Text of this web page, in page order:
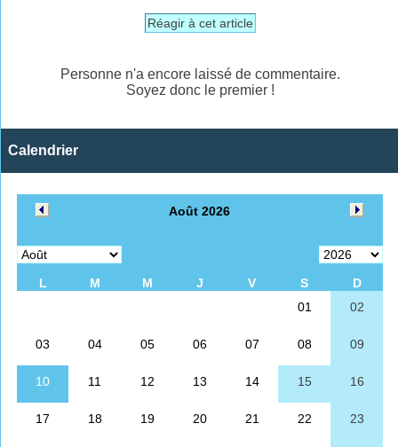
Réagir à cet article
Personne n'a encore laissé de commentaire.
Soyez donc le premier !
Calendrier